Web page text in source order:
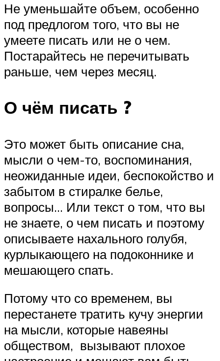
Не уменьшайте объем, особенно
под предлогом того, что вы не
умеете писать или не о чем.
Постарайтесь не перечитывать
раньше, чем через месяц.
О чём писать ?
Это может быть описание сна,
мысли о чем-то, воспоминания,
неожиданные идеи, беспокойство и
забытом в стиралке белье,
вопросы… Или текст о том, что вы
не знаете, о чем писать и поэтому
описываете нахального голубя,
курлыкающего на подоконнике и
мешающего спать.
Потому что со временем, вы
перестанете тратить кучу энергии
на мысли, которые навеяны
обществом, вызывают плохое